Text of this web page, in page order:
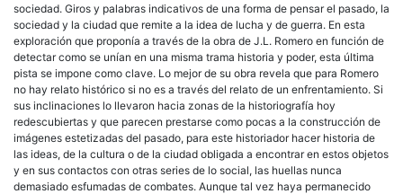
sociedad. Giros y palabras indicativos de una forma de pensar el pasado, la
sociedad y la ciudad que remite a la idea de lucha y de guerra. En esta
exploración que proponía a través de la obra de J.L. Romero en función de
detectar como se unían en una misma trama historia y poder, esta última
pista se impone como clave. Lo mejor de su obra revela que para Romero
no hay relato histórico si no es a través del relato de un enfrentamiento. Si
sus inclinaciones lo llevaron hacia zonas de la historiografía hoy
redescubiertas y que parecen prestarse como pocas a la construcción de
imágenes estetizadas del pasado, para este historiador hacer historia de
las ideas, de la cultura o de la ciudad obligada a encontrar en estos objetos
y en sus contactos con otras series de lo social, las huellas nunca
demasiado esfumadas de combates. Aunque tal vez haya permanecido